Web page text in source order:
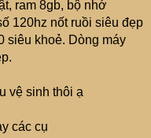
ram 8gb, bộ nhớ
120hz nốt ruồi siêu đẹp
siêu khoẻ. Dòng máy
vệ sinh thôi ạ
các cụ